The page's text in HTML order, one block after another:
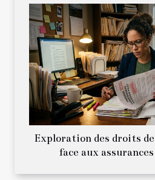
Exploration des droits
face aux